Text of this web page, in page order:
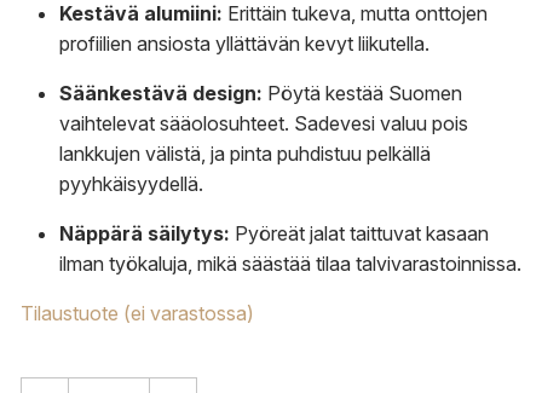
Kestävä alumiini: Erittäin tukeva, mutta onttojen
profiilien ansiosta yllättävän kevyt liikutella.
Säänkestävä design: Pöytä kestää Suomen
vaihtelevat sääolosuhteet. Sadevesi valuu pois
lankkujen välistä, ja pinta puhdistuu pelkällä
pyyhkäisyydellä.
Näppärä säilytys: Pyöreät jalat taittuvat kasaan
ilman työkaluja, mikä säästää tilaa talvivarastoinnissa.
Tilaustuote (ei varastossa)